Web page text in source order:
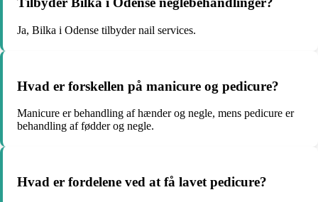
Ja, Bilka i Odense tilbyder nail services.
Hvad er forskellen på manicure og pedicure?
Manicure er behandling af hænder og negle, mens pedicure er
behandling af fødder og negle.
Hvad er fordelene ved at få lavet pedicure?